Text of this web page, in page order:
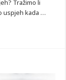
Tražimo li
uspjeh kada …